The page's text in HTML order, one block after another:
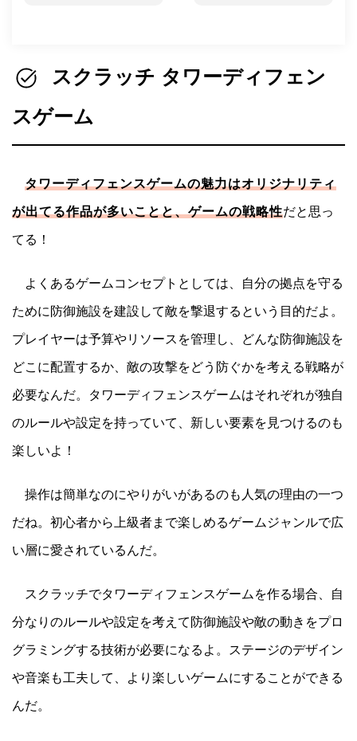
スクラッチ タワーディフェン
スゲーム
タワーディフェンスゲームの魅力はオリジナリティ
が出てる作品が多いことと、ゲームの戦略性だと思っ
てる！
よくあるゲームコンセプトとしては、自分の拠点を守る
ために防御施設を建設して敵を撃退するという目的だよ。
プレイヤーは予算やリソースを管理し、どんな防御施設を
どこに配置するか、敵の攻撃をどう防ぐかを考える戦略が
必要なんだ。タワーディフェンスゲームはそれぞれが独自
のルールや設定を持っていて、新しい要素を見つけるのも
楽しいよ！
操作は簡単なのにやりがいがあるのも人気の理由の一つ
だね。初心者から上級者まで楽しめるゲームジャンルで広
い層に愛されているんだ。
スクラッチでタワーディフェンスゲームを作る場合、自
分なりのルールや設定を考えて防御施設や敵の動きをプロ
グラミングする技術が必要になるよ。ステージのデザイン
や音楽も工夫して、より楽しいゲームにすることができる
んだ。